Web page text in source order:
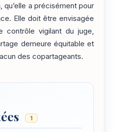
qu’elle a précisément pour
Elle doit être envisagée
contrôle vigilant du juge,
demeure équitable et
des copartageants.
1